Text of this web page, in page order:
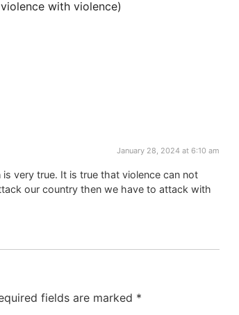
with violence)
January 28, 2024 at 6:10 am
very true. It is true that violence can not
our country then we have to attack with
fields are marked *